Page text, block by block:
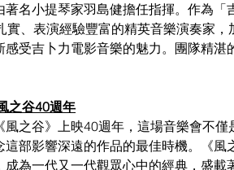
著名小提琴家羽島健擔任指揮。作為
實、表演經驗豐富的精英音樂演奏家
感受吉卜力電影音樂的魅力。團隊精
之谷40週年
風之谷》上映40週年，這場音樂會不
這部影響深遠的作品的最佳時機。《
成為一代又一代觀眾心中的經典，盛